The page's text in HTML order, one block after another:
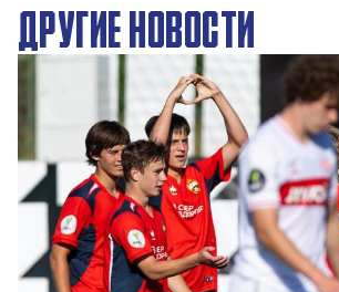
ДРУГИЕ НОВОСТИ